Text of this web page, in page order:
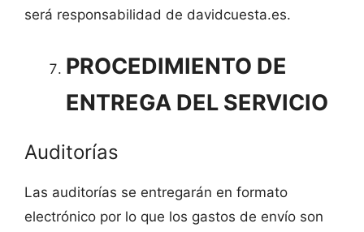
será responsabilidad de davidcuesta.es.
PROCEDIMIENTO DE
ENTREGA DEL SERVICIO
Auditorías
Las auditorías se entregarán en formato
electrónico por lo que los gastos de envío son